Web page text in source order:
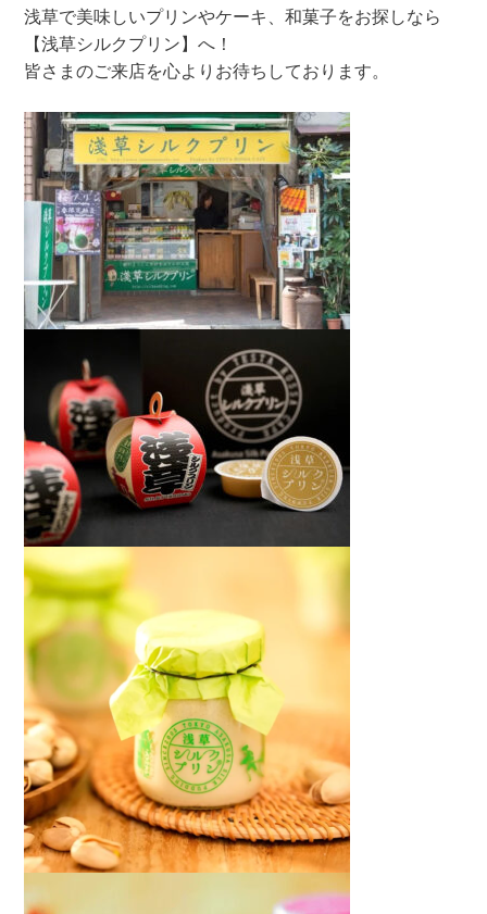
浅草で美味しいプリンやケーキ、和菓子をお探しなら
【浅草シルクプリン】へ！
皆さまのご来店を心よりお待ちしております。